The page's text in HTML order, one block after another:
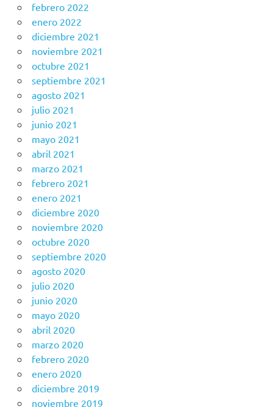
febrero 2022
enero 2022
diciembre 2021
noviembre 2021
octubre 2021
septiembre 2021
agosto 2021
julio 2021
junio 2021
mayo 2021
abril 2021
marzo 2021
febrero 2021
enero 2021
diciembre 2020
noviembre 2020
octubre 2020
septiembre 2020
agosto 2020
julio 2020
junio 2020
mayo 2020
abril 2020
marzo 2020
febrero 2020
enero 2020
diciembre 2019
noviembre 2019